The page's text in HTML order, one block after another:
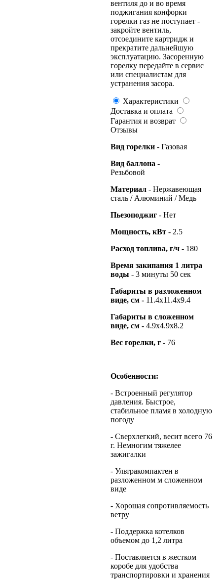
вентиля до и во время
поджигания конфорки
горелки газ не поступает -
закройте вентиль,
отсоедините картридж и
прекратите дальнейшую
эксплуатацию. Засоренную
горелку передайте в сервис
или специалистам для
устранения засора.
Характеристики
Доставка и оплата
Гарантия и возврат
Отзывы
Вид горелки - Газовая
Вид баллона -
Резьбовой
Материал - Нержавеющая
сталь / Алюминий / Медь
Пьезоподжиг - Нет
Мощность, кВт - 2.5
Расход топлива, г/ч - 180
Время закипания 1 литра
воды - 3 минуты 50 сек
Габариты в разложенном
виде, см - 11.4х11.4х9.4
Габариты в сложенном
виде, см - 4.9х4.9х8.2
Вес горелки, г - 76
Особенности:
- Встроенный регулятор
давления. Быстрое,
стабильное пламя в холодную
погоду
- Сверхлегкий, весит всего 76
г. Немногим тяжелее
зажигалки
- Ультракомпактен в
разложенном м сложенном
виде
- Хорошая сопротивляемость
ветру
- Поддержка котелков
объемом до 1,2 литра
- Поставляется в жестком
коробе для удобства
транспортировки и хранения